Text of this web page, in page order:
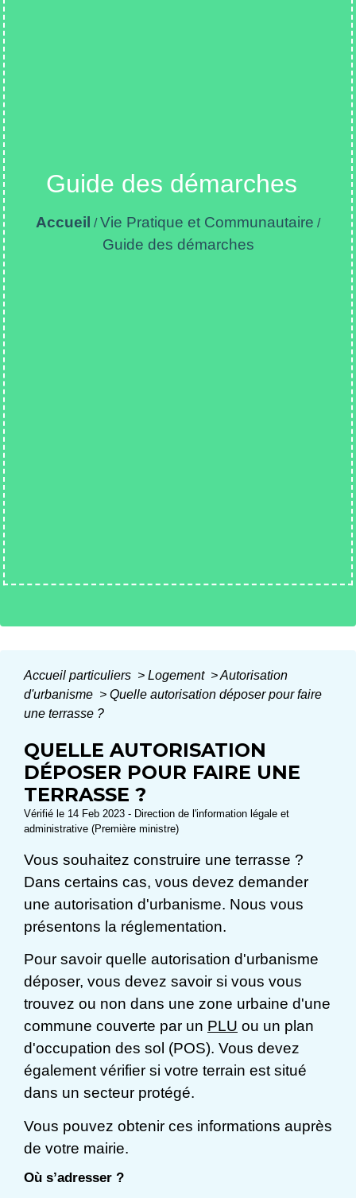
Guide des démarches
Accueil /Vie Pratique et Communautaire /
Guide des démarches
Accueil particuliers > Logement >Autorisation
d'urbanisme > Quelle autorisation déposer pour faire
une terrasse ?
QUELLE AUTORISATION
DÉPOSER POUR FAIRE UNE
TERRASSE ?
Vérifié le 14 Feb 2023 - Direction de l'information légale et
administrative (Première ministre)
Vous souhaitez construire une terrasse ?
Dans certains cas, vous devez demander
une autorisation d'urbanisme. Nous vous
présentons la réglementation.
Pour savoir quelle autorisation d'urbanisme
déposer, vous devez savoir si vous vous
trouvez ou non dans une zone urbaine d'une
commune couverte par un PLU ou un plan
d'occupation des sol (POS). Vous devez
également vérifier si votre terrain est situé
dans un secteur protégé.
Vous pouvez obtenir ces informations auprès
de votre mairie.
Où s’adresser ?